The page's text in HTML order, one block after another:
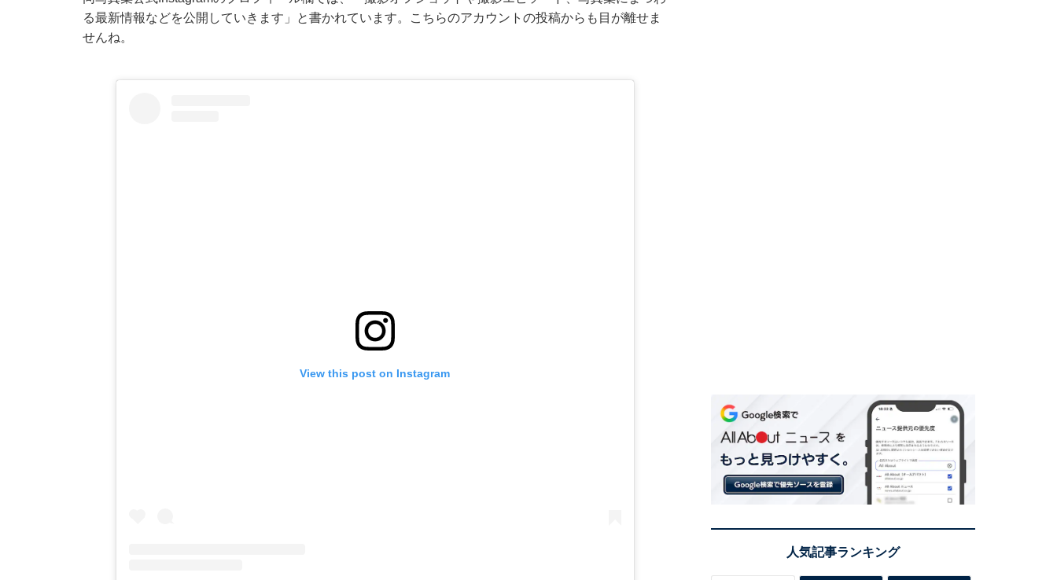
る最新情報などを公開していきます」と書かれています。こちらのアカウントの投稿からも目が離せま
せんね。
View this post on Instagram